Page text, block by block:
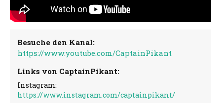
Besuche den Kanal:
https://www.youtube.com/CaptainPikant
Links von CaptainPikant:
Instagram:
https://www.instagram.com/captainpikant/